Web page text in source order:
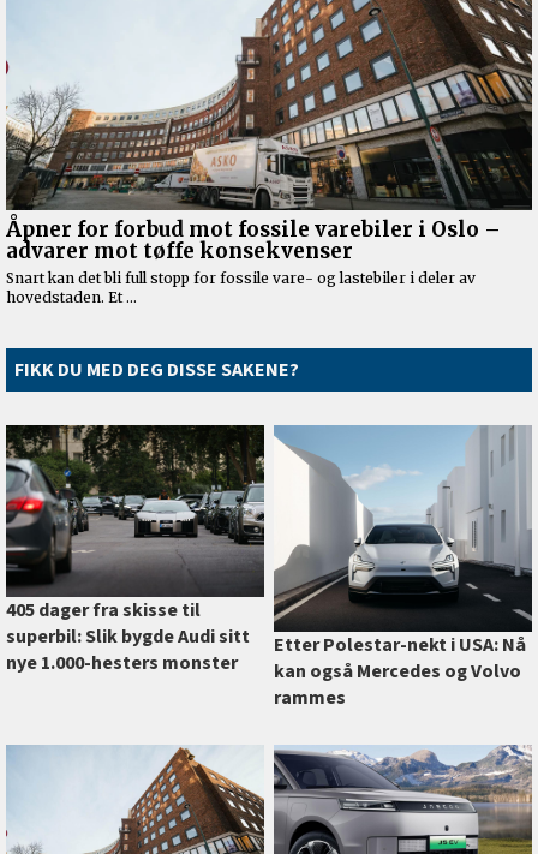
FIKK DU MED DEG DISSE SAKENE?
405 dager fra skisse til
superbil: Slik bygde Audi sitt
nye 1.000-hesters monster
Etter Polestar-nekt i USA: Nå
kan også Mercedes og Volvo
rammes